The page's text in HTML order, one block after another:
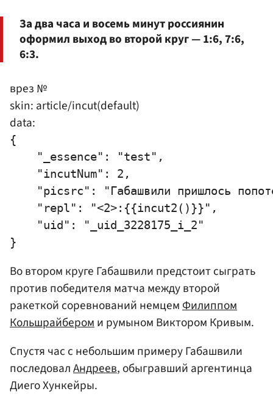
За два часа и восемь минут россиянин
оформил выход во второй круг — 1:6, 7:6,
6:3.
врез №
skin: article/incut(default)
data:
{
    "_essence": "test",
    "incutNum": 2,
"picsrc": "Габашвили пришлось
    "repl": "<2>:{{incut2()}}",
    "uid": "_uid_3228175_i_2"
Во втором круге Габашвили предстоит сыграть
против победителя матча между второй
ракеткой соревнований немцемФилиппом
Кольшрайбероми румыном Виктором Кривым.
Спустя час с небольшим примеру Габашвили
последовалАндреев, обыгравший аргентинца
Диего Хункейры.